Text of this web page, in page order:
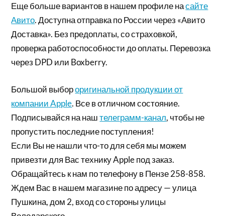
Еще больше вариантов в нашем профиле насайте
Авито. Доступна отправка по России через «Авито
Доставка». Без предоплаты, со страховкой,
проверка работоспособности до оплаты. Перевозка
через DPD или Boxberry.
Большой выбороригинальной продукции от
компании Apple. Все в отличном состояние.
Подписывайся на наштелеграмм-канал, чтобы не
пропустить последние поступления!
Если Вы не нашли что-то для себя мы можем
привезти для Вас технику Apple под заказ.
Обращайтесь к нам по телефону в Пензе 258-858.
Ждем Вас в нашем магазине по адресу — улица
Пушкина, дом 2, вход со стороны улицы